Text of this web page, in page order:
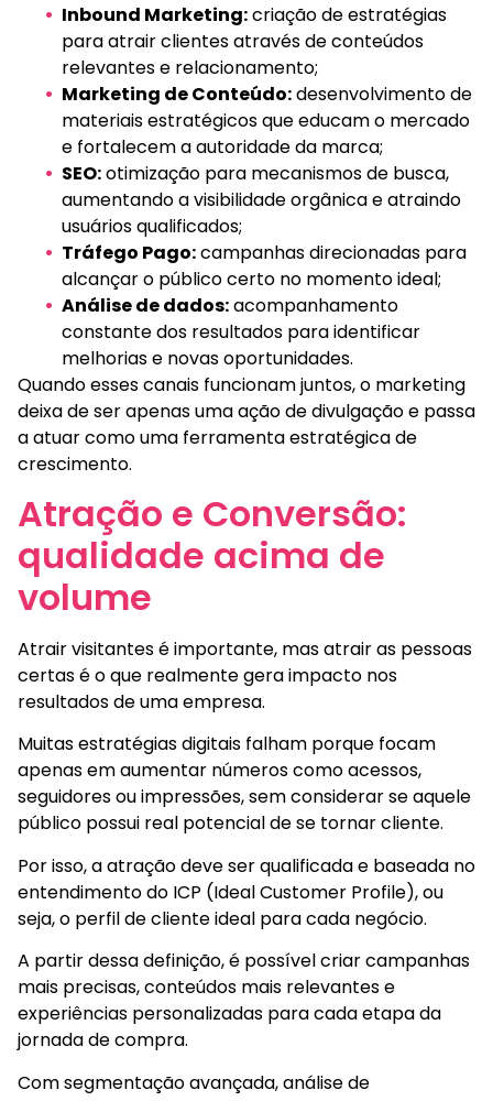
Inbound Marketing:criação de estratégias
para atrair clientes através de conteúdos
relevantes e relacionamento;
Marketing de Conteúdo:desenvolvimento de
materiais estratégicos que educam o mercado
e fortalecem a autoridade da marca;
SEO:otimização para mecanismos de busca,
aumentando a visibilidade orgânica e atraindo
usuários qualificados;
Tráfego Pago:campanhas direcionadas para
alcançar o público certo no momento ideal;
Análise de dados:acompanhamento
constante dos resultados para identificar
melhorias e novas oportunidades.
Quando esses canais funcionam juntos, o marketing
deixa de ser apenas uma ação de divulgação e passa
a atuar como uma ferramenta estratégica de
crescimento.
Atração e Conversão:
qualidade acima de
volume
Atrair visitantes é importante, mas atrair as pessoas
certas é o que realmente gera impacto nos
resultados de uma empresa.
Muitas estratégias digitais falham porque focam
apenas em aumentar números como acessos,
seguidores ou impressões, sem considerar se aquele
público possui real potencial de se tornar cliente.
Por isso, a atração deve ser qualificada e baseada no
entendimento do ICP (Ideal Customer Profile), ou
seja, o perfil de cliente ideal para cada negócio.
A partir dessa definição, é possível criar campanhas
mais precisas, conteúdos mais relevantes e
experiências personalizadas para cada etapa da
jornada de compra.
Com segmentação avançada, análise de